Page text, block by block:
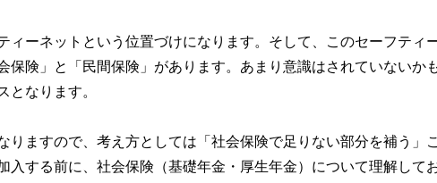
ィーネットという位置づけになります。そして、このセーフティ
保険」と「民間保険」があります。あまり意識はされていないか
となります。
りますので、考え方としては「社会保険で足りない部分を補う」
入する前に、社会保険（基礎年金・厚生年金）について理解して